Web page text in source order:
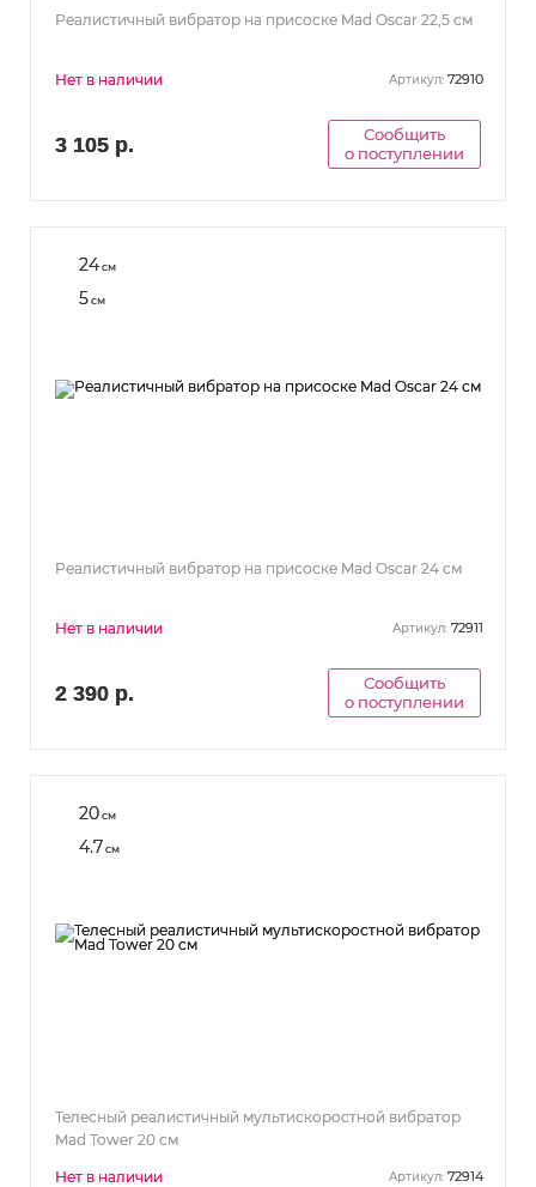
Реалистичный вибратор на присоске Mad Oscar 22,5 см
Нет в наличии Артикул: 72910
3 105 р.
Сообщить
о поступлении
24см
5см
Реалистичный вибратор на присоске Mad Oscar 24 см
Нет в наличии Артикул: 72911
2 390 р.
Сообщить
о поступлении
20см
4.7см
Телесный реалистичный мультискоростной вибратор
Mad Tower 20 см
Нет в наличии Артикул: 72914